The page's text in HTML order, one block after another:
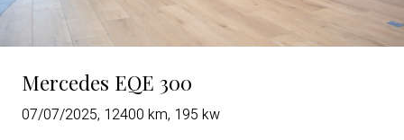
Mercedes EQE 300
07/07/2025, 12400 km, 195 kw